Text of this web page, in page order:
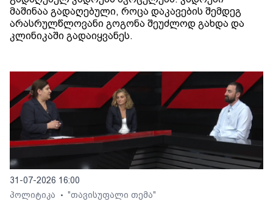
მაშინაა გადაღებული, როცა დაკავების შემდეგ
არასრულწლოვანი გოგონა შეუძლოდ გახდა და
კლინიკაში გადაიყვანეს.
31-07-2026 16:00
პოლიტიკა
• "თავისუფალი თემა"